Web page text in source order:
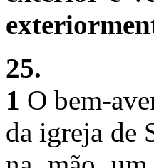
25.
1 O bem-
da igreja de